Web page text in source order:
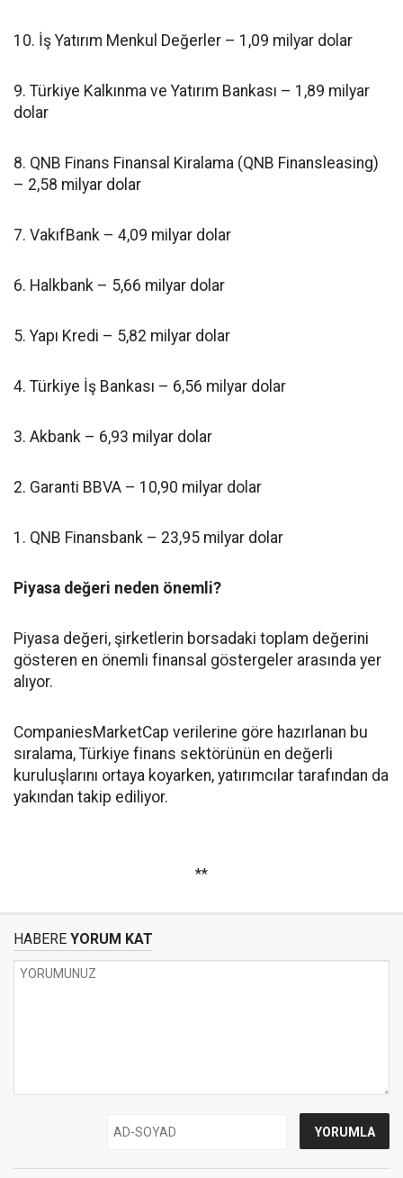
10. İş Yatırım Menkul Değerler – 1,09 milyar dolar
9. Türkiye Kalkınma ve Yatırım Bankası – 1,89 milyar
dolar
8. QNB Finans Finansal Kiralama (QNB Finansleasing)
– 2,58 milyar dolar
7. VakıfBank – 4,09 milyar dolar
6. Halkbank – 5,66 milyar dolar
5. Yapı Kredi – 5,82 milyar dolar
4. Türkiye İş Bankası – 6,56 milyar dolar
3. Akbank – 6,93 milyar dolar
2. Garanti BBVA – 10,90 milyar dolar
1. QNB Finansbank – 23,95 milyar dolar
Piyasa değeri neden önemli?
Piyasa değeri, şirketlerin borsadaki toplam değerini
gösteren en önemli finansal göstergeler arasında yer
alıyor.
CompaniesMarketCap verilerine göre hazırlanan bu
sıralama, Türkiye finans sektörünün en değerli
kuruluşlarını ortaya koyarken, yatırımcılar tarafından da
yakından takip ediliyor.
**
HABERE YORUM KAT